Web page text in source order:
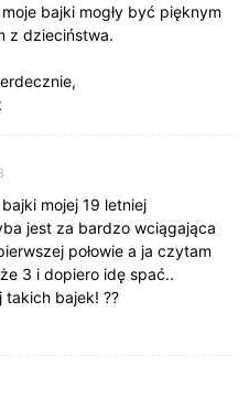
bajki mogły być pięknym
z dzieciństwa.
mojej 19 letniej
jest za bardzo wciągająca
połowie a ja czytam
3 i dopiero idę spać..
takich bajek! ??